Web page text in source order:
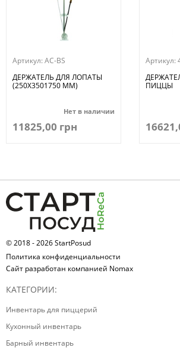
Артикул: AC-BS
ДЕРЖАТЕЛЬ ДЛЯ ЛОПАТЫ
(250Х3501750 ММ)
Нет в наличии
11825,00 грн
Артикул:
ПИЦЦЫ
© 2018 - 2026 StartPosud
Политика конфиденциальности
Сайт разработан компанией Nomax
КАТЕГОРИИ:
Инвентарь для пиццерий
Кухонный инвентарь
Барный инвентарь